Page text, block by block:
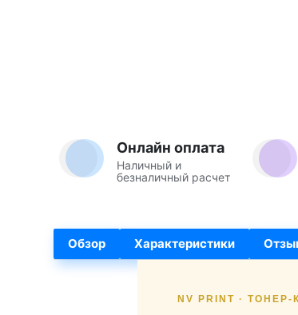
Онлайн оплата
Наличный и
безналичный расчет
Обзор Характеристики
NV PRINT ·